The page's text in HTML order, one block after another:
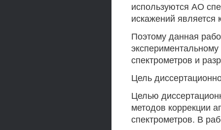
используются АО
искажений
Поэтому данная
спектрометров и
Цель
Целью
методов коррекции
спектрометров. В